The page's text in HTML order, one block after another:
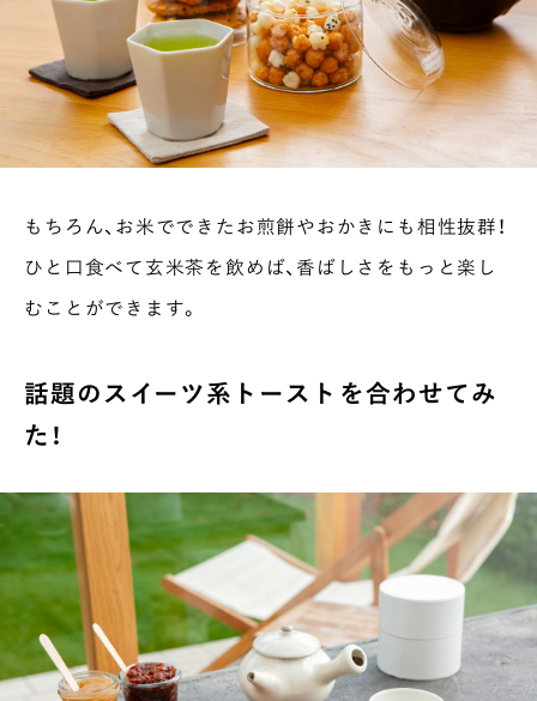
INTERVIEW
Ocha SURU? Lab.
PAUSE & INSPIRE
ファーストプレイスで、お茶を
COLUMN
もちろん、お米でできたお煎餅やおかきにも相性抜群！
ひと口食べて玄米茶を飲めば、香ばしさをもっと楽し
むことができます。
話題のスイーツ系トーストを合わせてみ
た！